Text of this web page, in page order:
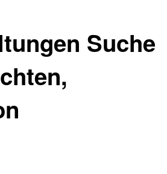
Suche